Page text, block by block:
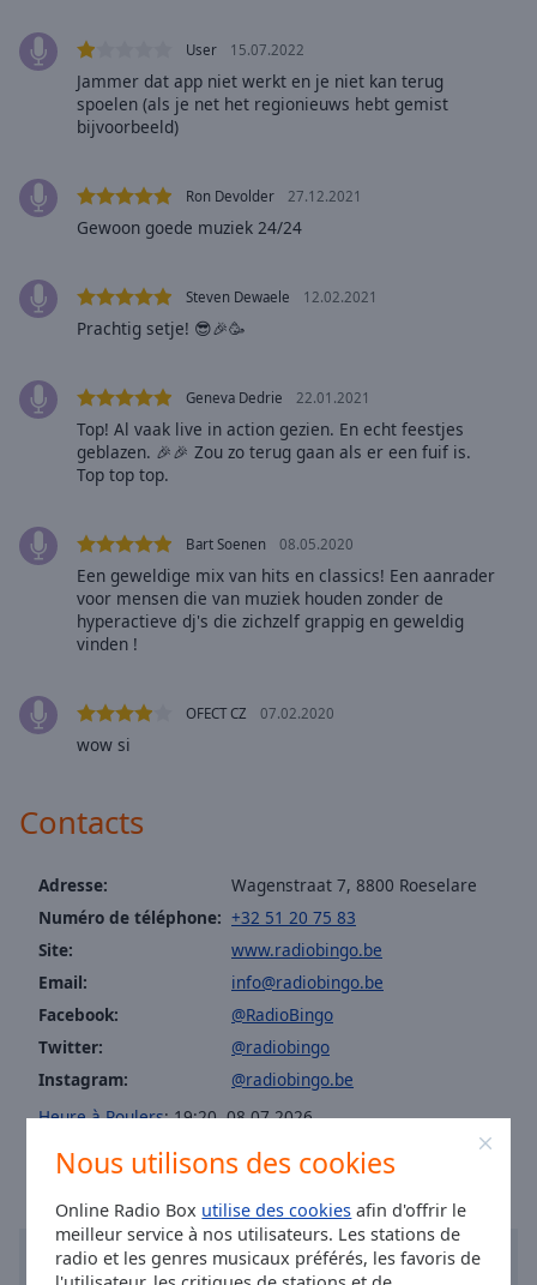
Nous utilisons des cookies
Online Radio Box utilise des cookies afin d'offrir le
meilleur service à nos utilisateurs. Les stations de
radio et les genres musicaux préférés, les favoris de
settings
opens
subtitles
settings
subtitles
off
selected
Audio
Track
Picture
Fullscreen
window.
Beginning
Escape
will
the
Color
Opacity
Background
Opacity
Caption
User 15.07.2022
Jammer dat app niet werkt en je niet kan terug
spoelen (als je net het regionieuws hebt gemist
bijvoorbeeld)
Ron Devolder 27.12.2021
Gewoon goede muziek 24/24
Steven Dewaele 12.02.2021
Prachtig setje! 😎🎉🥳
Geneva Dedrie 22.01.2021
Top! Al vaak live in action gezien. En echt feestjes
geblazen. 🎉🎉 Zou zo terug gaan als er een fuif is.
Top top top.
Bart Soenen 08.05.2020
Een geweldige mix van hits en classics! Een aanrader
voor mensen die van muziek houden zonder de
hyperactieve dj's die zichzelf grappig en geweldig
vinden !
OFECT CZ 07.02.2020
wow si
Contacts
Adresse:
Wagenstraat 7, 8800 Roeselare
Numéro de téléphone: +32 51 20 75 83
Site:
www.radiobingo.be
Email:
info@radiobingo.be
Facebook:
@RadioBingo
Twitter:
@radiobingo
Instagram:
@radiobingo.be
Heure à Roulers:19:20,08.07.2026